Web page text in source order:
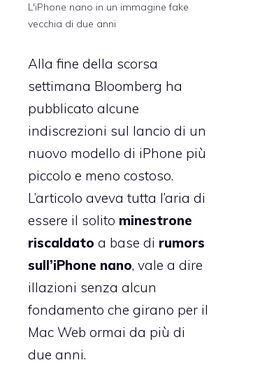
L'iPhone nano in un immagine fake
vecchia di due anni
Alla fine della scorsa
settimana Bloomberg ha
pubblicato alcune
indiscrezioni sul lancio di un
nuovo modello di iPhone più
piccolo e meno costoso.
L’articolo aveva tutta l’aria di
essere il solito minestrone
riscaldato a base di rumors
sull’iPhone nano, vale a dire
illazioni senza alcun
fondamento che girano per il
Mac Web ormai da più di
due anni.